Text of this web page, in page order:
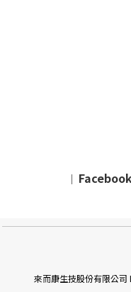
｜
來而康生技股份有限公